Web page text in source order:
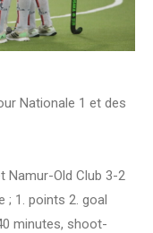
Nationale 1 et des
Namur-Old Club 3-2
; 1. points 2. goal
minutes, shoot-